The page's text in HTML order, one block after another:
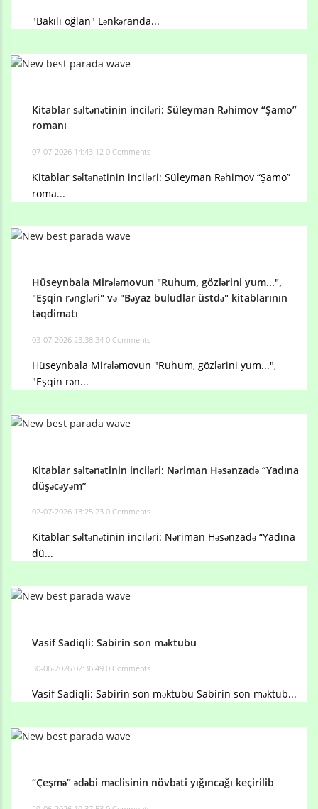
"Bakılı oğlan" Lənkəranda...
Kitablar səltənətinin inciləri: Süleyman Rəhimov “Şamo”
romanı
07-07-2026 14:43:12 0 Comments
Kitablar səltənətinin inciləri: Süleyman Rəhimov “Şamo”
roma...
Hüseynbala Mirələmovun "Ruhum, gözlərini yum...",
"Eşqin rəngləri" və "Bəyaz buludlar üstdə" kitablarının
təqdimatı
03-07-2026 23:38:34 0 Comments
Hüseynbala Mirələmovun "Ruhum, gözlərini yum...",
"Eşqin rən...
Kitablar səltənətinin inciləri: Nəriman Həsənzadə “Yadına
düşəcəyəm”
02-07-2026 13:25:23 0 Comments
Kitablar səltənətinin inciləri: Nəriman Həsənzadə “Yadına
dü...
Vasif Sadiqli: Sabirin son məktubu
30-06-2026 02:36:49 0 Comments
Vasif Sadiqli: Sabirin son məktubu Sabirin son məktub...
“Çeşmə” ədəbi məclisinin növbəti yığıncağı keçirilib